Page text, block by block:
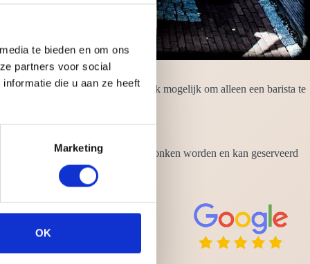
te bieden en om ons
partners voor social
die u aan ze heeft
Marketing
OK
voor barman/barvrouw. Het is ook mogelijk om alleen een barista te
kan op elk tijdstip wel gedronken worden en kan geserveerd